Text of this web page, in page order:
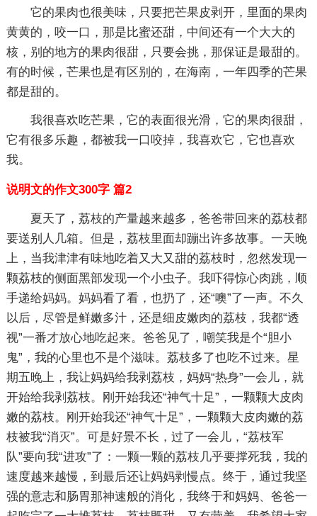
它的果肉也很美味，只要把芒果皮剥开，里面的果肉
黄黄的，咬一口，那是比蜜还甜，中间还有一个大大的
核，别的地方的果肉很甜，只要会挑，那保证是最甜的。
有的时候，芒果也是有区别的，在海南，一年四季的芒果
都是甜的。
我很喜欢吃芒果，它的表面很光滑，它的果肉很甜，
它有很多乐趣，都被我一口咬掉，我喜欢它，它也喜欢
我。
说明文的作文300字 篇2
夏天了，荔枝的产量越来越多，爸爸带回来的荔枝都
要送别人几箱。但是，荔枝里面却蹦出许多故事。一天晚
上，当我津津有味地吃着又大又甜的荔枝时，忽然发现一
颗荔枝的侧面黑部发现一个小虫子。我吓得惊心肉跳，顺
手递给妈妈。妈妈看了看，也扔了，还“噢”了一声。不久
以后，尽管是鲜嫩多汁，还是细皮嫩肉的荔枝，我都“透
视”一番才放心地吃起来。爸爸见了，嘲笑我是个“胆小
鬼”，我的心里也不是个滋味。荔枝多了也吃不过来。星
期五晚上，我让妈妈给我剥荔枝，妈妈“热身”一会儿，就
开始给我剥荔枝。刚开始我还“神气十足”，一颗颗大皮肉
嫩的荔枝。刚开始我还“神气十足”，一颗颗大皮肉嫩的荔
枝被我“消灭”。可是好景不长，过了一会儿，“荔枝军
队”要向我“进攻”了：一颗一颗的荔枝几乎要撑死我，我的
速度越来越慢，到最后还让妈妈剥慢点。终于，通过我坚
强的意志和肠胃那神速般的消化，我终于和妈妈、爸爸一